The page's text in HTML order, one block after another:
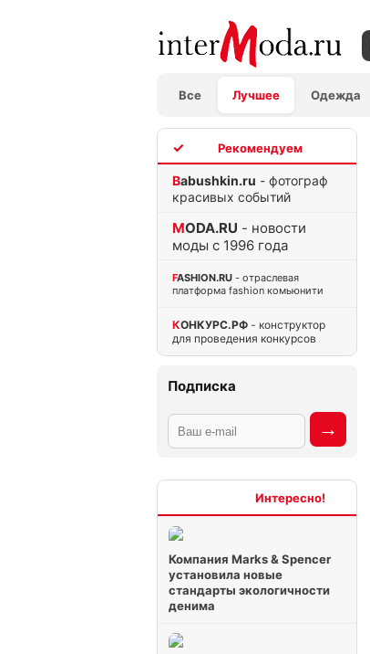
Все Лучшее Одежда
Babushkin.ru - фотограф
красивых событий
MODA.RU - новости
моды с 1996 года
FASHION.RU - отраслевая
платформа fashion комьюнити
КОНКУРС.РФ - конструктор
для проведения конкурсов
Подписка
Компания Marks & Spencer
установила новые
стандарты экологичности
денима